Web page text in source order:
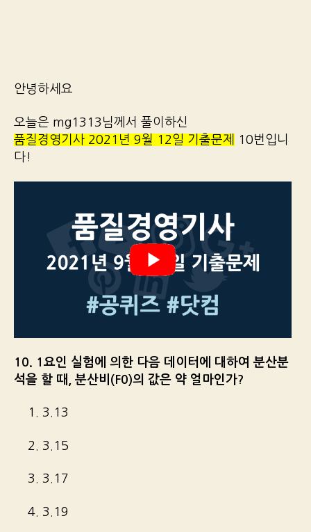
안녕하세요
오늘은 mg1313님께서 풀이하신
품질경영기사 2021년 9월 12일 기출문제
10번입니
다!
10. 1요인 실험에 의한 다음 데이터에 대하여 분산분
석을 할 때, 분산비(F0)의 값은 약 얼마인가?
1. 3.13
2. 3.15
3. 3.17
4. 3.19